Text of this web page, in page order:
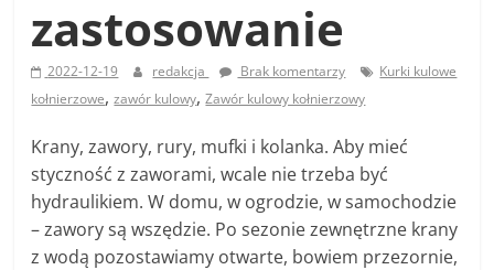
zastosowanie
2022-12-19 redakcja Brak komentarzy
Kurki kulowe
kołnierzowe,zawór kulowy,Zawór kulowy kołnierzowy
Krany, zawory, rury, mufki i kolanka. Aby mieć
styczność z zaworami, wcale nie trzeba być
hydraulikiem. W domu, w ogrodzie, w samochodzie
– zawory są wszędzie. Po sezonie zewnętrzne krany
z wodą pozostawiamy otwarte, bowiem przezornie,